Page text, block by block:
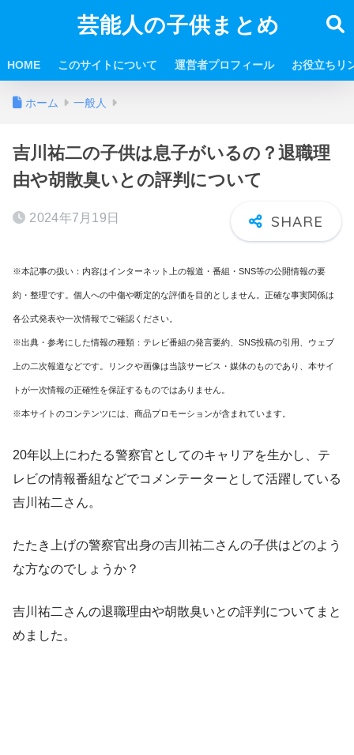
芸能人の子供まとめ
HOME このサイトについて 運営者プロフィール お役立ちリ
ホーム 一般人
吉川祐二の子供は息子がいるの？退職理
由や胡散臭いとの評判について
2024年7月19日
※本記事の扱い：内容はインターネット上の報道・番組・SNS等の公開情報の要
約・整理です。個人への中傷や断定的な評価を目的としません。正確な事実関係は
各公式発表や一次情報でご確認ください。
※出典・参考にした情報の種類：テレビ番組の発言要約、SNS投稿の引用、ウェブ
上の二次報道などです。リンクや画像は当該サービス・媒体のものであり、本サイ
トが一次情報の正確性を保証するものではありません。
※本サイトのコンテンツには、商品プロモーションが含まれています。
20年以上にわたる警察官としてのキャリアを生かし、テ
レビの情報番組などでコメンテーターとして活躍している
吉川祐二さん。
たたき上げの警察官出身の吉川祐二さんの子供はどのよう
な方なのでしょうか？
吉川祐二さんの退職理由や胡散臭いとの評判についてまと
めました。